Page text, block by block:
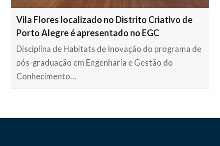
Vila Flores localizado no Distrito Criativo de
Porto Alegre é apresentado no EGC
Disciplina de Habitats de Inovação do programa de
pós-graduação em Engenharia e Gestão do
Conhecimento…